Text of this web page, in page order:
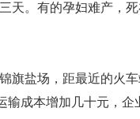
天。有的孕妇难产，死
旗盐场，距最近的火
成本增加几十元，企